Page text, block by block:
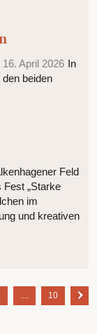
16. April 2026 In
den beiden
Feld
„Starke
im
und kreativen
10